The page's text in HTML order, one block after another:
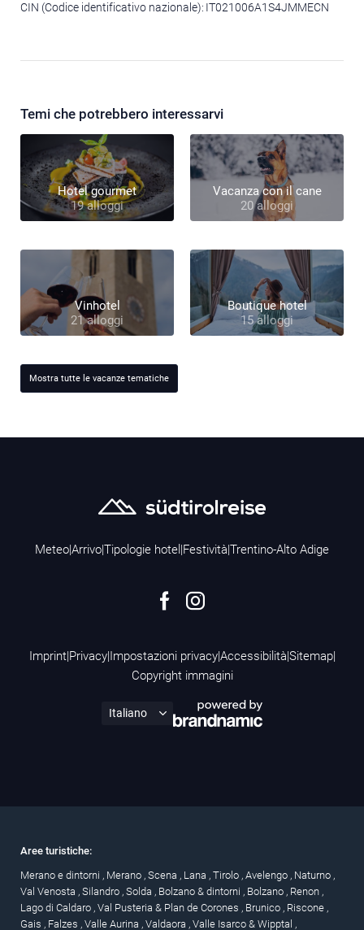
CIN (Codice identificativo nazionale): IT021006A1S4JMMECN
Temi che potrebbero interessarvi
Hotel gourmet
19 alloggi
Vacanza con il cane
20 alloggi
Vinhotel
21 alloggi
Boutique hotel
15 alloggi
Mostra tutte le vacanze tematiche
Meteo|Arrivo|Tipologie hotel |Festività|Trentino-Alto Adige
Imprint|Privacy|Impostazioni privacy|Accessibilità|Sitemap|
Copyright immagini
Aree turistiche:
Merano e dintorni , Merano , Scena , Lana , Tirolo , Avelengo , Naturno ,
Val Venosta , Silandro , Solda , Bolzano & dintorni , Bolzano , Renon ,
Lago di Caldaro , Val Pusteria & Plan de Corones , Brunico , Riscone ,
Gais , Falzes , Valle Aurina , Valdaora , Valle Isarco & Wipptal ,